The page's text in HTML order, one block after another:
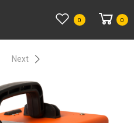
0 0
Next